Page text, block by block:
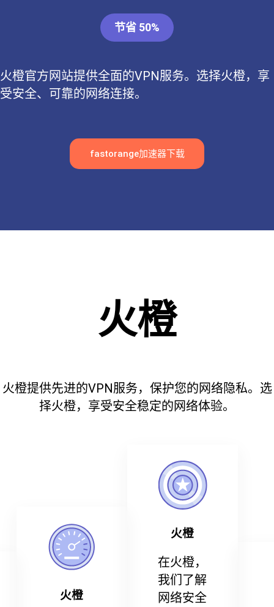
节省 50%
火橙官方网站提供全面的VPN服务。选择火橙，享
受安全、可靠的网络连接。
fastorange加速器下载
火橙
火橙提供先进的VPN服务，保护您的网络隐私。选
择火橙，享受安全稳定的网络体验。
火橙
火橙
在火橙，
我们了解
网络安全